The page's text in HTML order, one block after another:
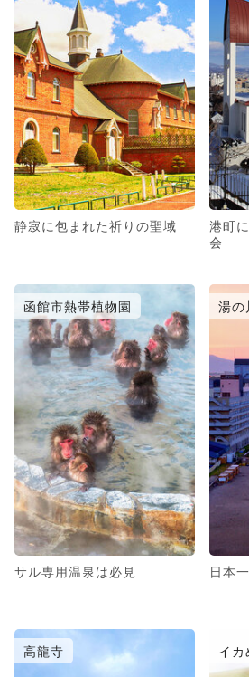
静寂に包まれた祈りの聖域
港町
会
函館市熱帯植物園
サル専用温泉は必見
湯の
日本
高龍寺 イ